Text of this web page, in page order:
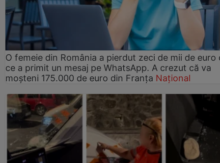
O femeie din România a pierdut zeci de mii de euro
ce a primit un mesaj pe WhatsApp. A crezut că va
moșteni 175.000 de euro din Franța Național